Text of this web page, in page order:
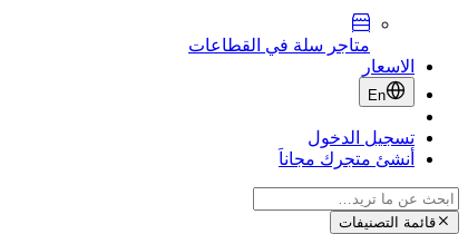
متاجر سلة في القطاعات
الاسعار
En
تسجيل الدخول
أنشئ متجرك مجاناَ
قائمة التصنيفات